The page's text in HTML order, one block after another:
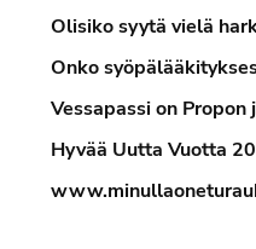
Olisiko syytä vielä
Onko
Vessapassi on
Hyvää Uutta Vuotta